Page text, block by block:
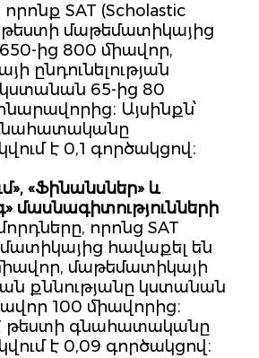
SAT (Scholastic
թեստի մաթեմատիկայից
ից 800 միավոր,
ընդունելության
65-ից 80
Այսինքն՝
է 0,1 գործակցով։
«Ֆինանսներ» և
մասնագիտությունների
որոնց SAT
հավաքել են
մաթեմատիկայի
քննությանը կստանան
100 միավորից։
թեստի գնահատականը
է 0,09 գործակցով։